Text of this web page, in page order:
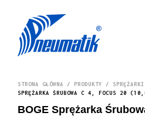
STRONA GŁÓWNA / PRODUKTY /
SPRĘŻARKA ŚRUBOWA C 4, FOCUS 20
BOGE Sprężarka